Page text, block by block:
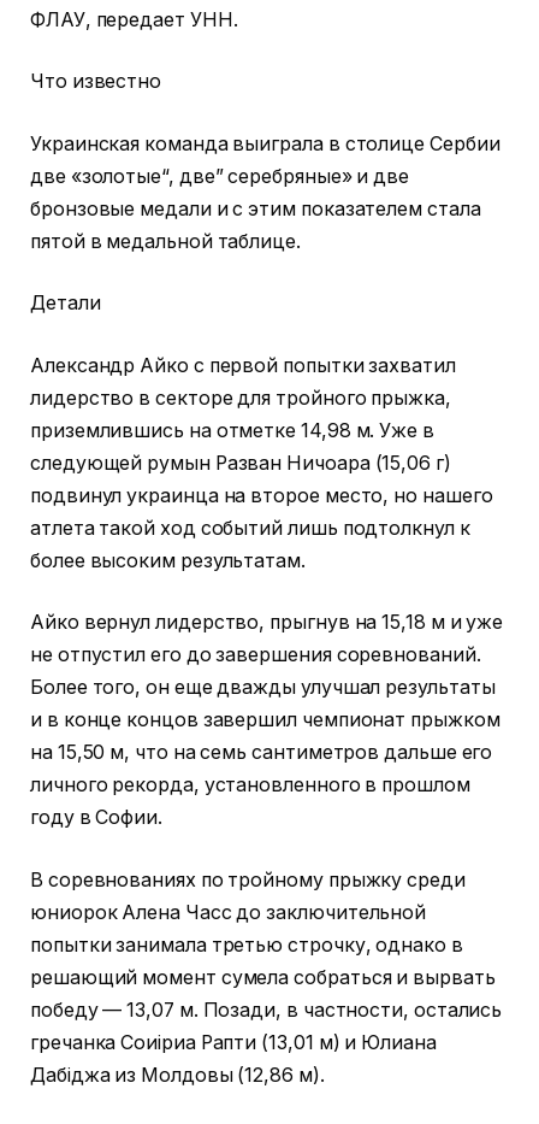
ФЛАУ, передает УНН.
Что известно
Украинская команда выиграла в столице Сербии
две «золотые“, две” серебряные» и две
бронзовые медали и с этим показателем стала
пятой в медальной таблице.
Детали
Александр Айко с первой попытки захватил
лидерство в секторе для тройного прыжка,
приземлившись на отметке 14,98 м. Уже в
следующей румын Разван Ничоара (15,06 г)
подвинул украинца на второе место, но нашего
атлета такой ход событий лишь подтолкнул к
более высоким результатам.
Айко вернул лидерство, прыгнув на 15,18 м и уже
не отпустил его до завершения соревнований.
Более того, он еще дважды улучшал результаты
и в конце концов завершил чемпионат прыжком
на 15,50 м, что на семь сантиметров дальше его
личного рекорда, установленного в прошлом
году в Софии.
В соревнованиях по тройному прыжку среди
юниорок Алена Часс до заключительной
попытки занимала третью строчку, однако в
решающий момент сумела собраться и вырвать
победу — 13,07 м. Позади, в частности, остались
гречанка Соиіриа Рапти (13,01 м) и Юлиана
Дабіджа из Молдовы (12,86 м).